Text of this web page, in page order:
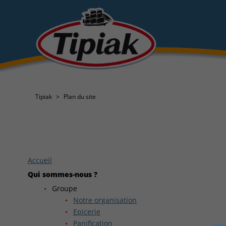
Tipiak Plan du site
Accueil
Qui sommes-nous ?
Groupe
Notre organisation
Epicerie
Panification